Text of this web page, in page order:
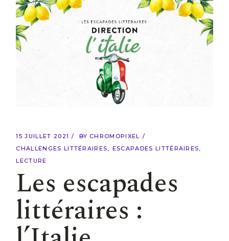
15 JUILLET 2021 BY CHROMOPIXEL
CHALLENGES LITTÉRAIRES
ESCAPADES LITTÉRAIRES
LECTURE
Les escapades
littéraires :